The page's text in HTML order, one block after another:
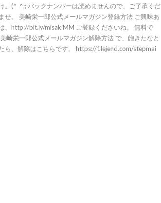
。(^_^;; バックナンバーは読めませんので、ご了承くだ
せ。 美崎栄一郎公式メールマガジン登録方法 ご興味あ
、http://bit.ly/misakiMM ご登録くださいね。 無料で
崎栄一郎公式メールマガジン解除方法 で、飽きたなと
ら、解除はこちらです。 https://1lejend.com/stepmai